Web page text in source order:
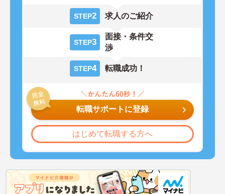
STEP2 求人のご紹介
STEP3
面接・条件交
渉
STEP4 転職成功！
転職サポートに登録
はじめて転職する方へ